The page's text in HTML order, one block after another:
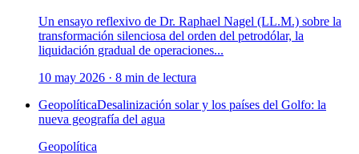
Un ensayo reflexivo de Dr. Raphael Nagel (LL.M.) sobre la
transformación silenciosa del orden del petrodólar, la
liquidación gradual de operaciones...
10 may 2026 · 8 min de lectura
GeopolíticaDesalinización solar y los países del Golfo: la
nueva geografía del agua
Geopolítica